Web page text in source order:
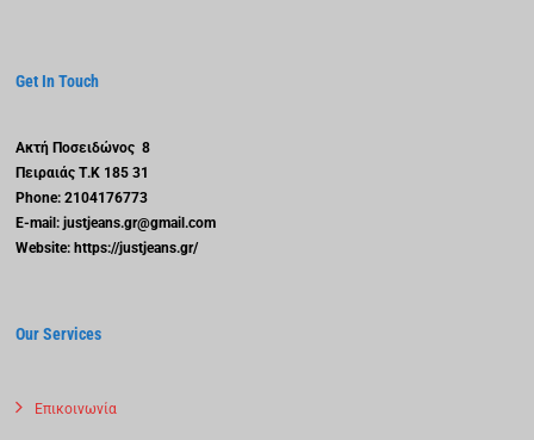
Get In Touch
Ακτή Ποσειδώνος 8
Πειραιάς Τ.Κ 185 31
Phone: 2104176773
E-mail: justjeans.gr@gmail.com
Website: https://justjeans.gr/
Our Services
Επικοινωνία